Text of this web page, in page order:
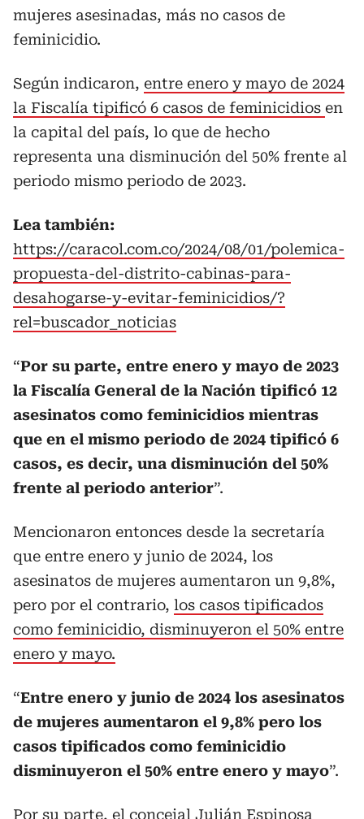
mujeres asesinadas, más no casos de
feminicidio.
Según indicaron, entre enero y mayo de 2024
la Fiscalía tipificó 6 casos de feminicidios en
la capital del país, lo que de hecho
representa una disminución del 50% frente al
periodo mismo periodo de 2023.
Lea también:
https://caracol.com.co/2024/08/01/polemica-
propuesta-del-distrito-cabinas-para-
desahogarse-y-evitar-feminicidios/?
rel=buscador_noticias
“Por su parte, entre enero y mayo de 2023
la Fiscalía General de la Nación tipificó 12
asesinatos como feminicidios mientras
que en el mismo periodo de 2024 tipificó 6
casos, es decir, una disminución del 50%
frente al periodo anterior”.
Mencionaron entonces desde la secretaría
que entre enero y junio de 2024, los
asesinatos de mujeres aumentaron un 9,8%,
pero por el contrario, los casos tipificados
como feminicidio, disminuyeron el 50% entre
enero y mayo.
“Entre enero y junio de 2024 los asesinatos
de mujeres aumentaron el 9,8% pero los
casos tipificados como feminicidio
disminuyeron el 50% entre enero y mayo”.
Por su parte, el concejal Julián Espinosa